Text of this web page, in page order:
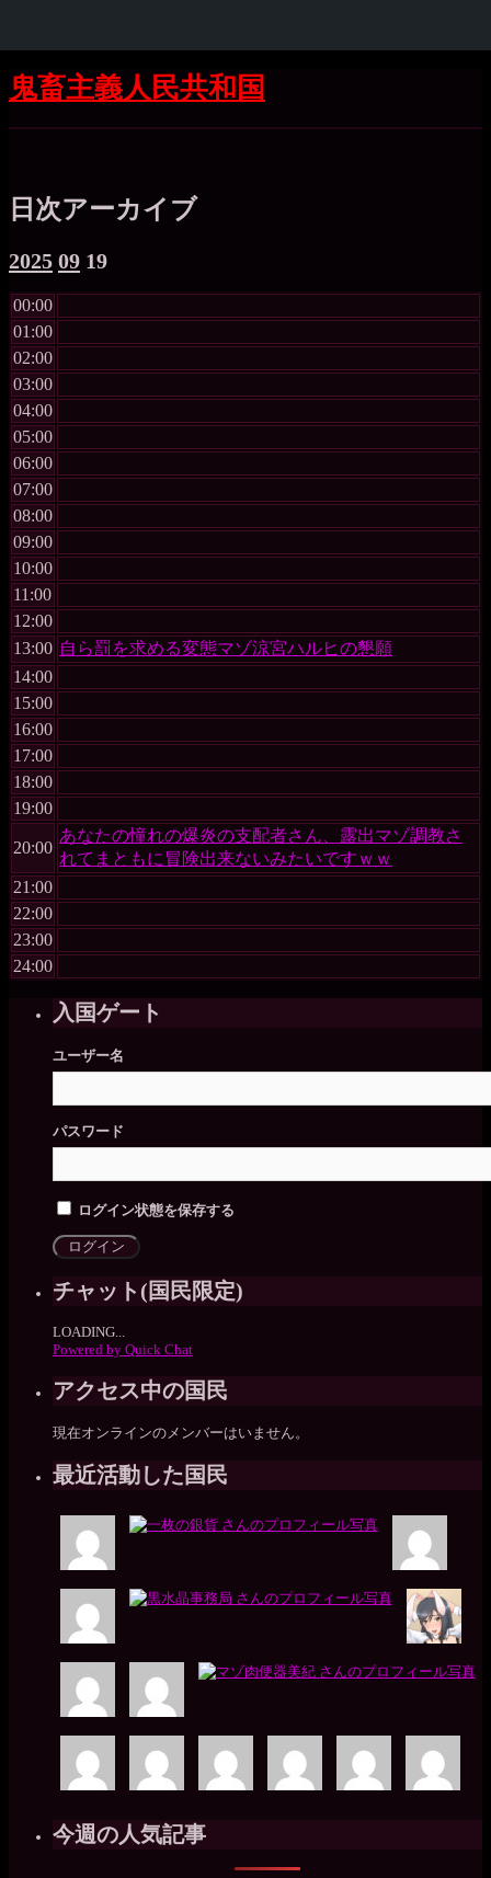
コ
ン
テ
へ
ス
ッ
Skip
to
Skip
to
Skip
to
Skip
to
Skip
to
Skip
to
Skip
to
Skip
to
Skip
to
Skip
to
Skip
to
Skip
to
Skip
to
Skip
to
Skip
to
Skip
to
鬼畜主義人民共和国
日次アーカイブ
2025 09 19
00:00
01:00
02:00
03:00
04:00
05:00
06:00
07:00
08:00
09:00
10:00
11:00
12:00
13:00 自ら罰を求める変態マゾ涼宮ハルヒの懇願
14:00
15:00
16:00
17:00
18:00
19:00
20:00
あなたの憧れの爆炎の支配者さん、露出マゾ調教さ
れてまともに冒険出来ないみたいですｗｗ
21:00
22:00
23:00
24:00
入国ゲート
ユーザー名
パスワード
ログイン状態を保存する
チャット(国民限定)
LOADING...
Powered by Quick Chat
アクセス中の国民
現在オンラインのメンバーはいません。
最近活動した国民
今週の人気記事